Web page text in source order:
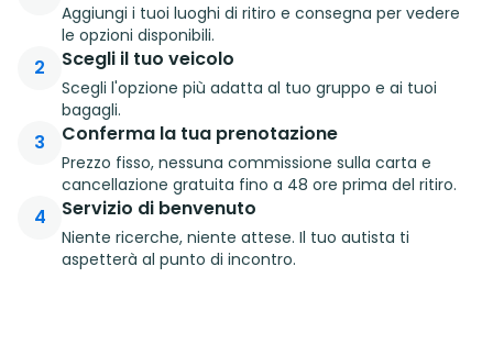
Aggiungi i tuoi luoghi di ritiro e consegna per vedere
le opzioni disponibili.
2 Scegli il tuo veicolo
Scegli l'opzione più adatta al tuo gruppo e ai tuoi
bagagli.
3 Conferma la tua prenotazione
Prezzo fisso, nessuna commissione sulla carta e
cancellazione gratuita fino a 48 ore prima del ritiro.
4 Servizio di benvenuto
Niente ricerche, niente attese. Il tuo autista ti
aspetterà al punto di incontro.